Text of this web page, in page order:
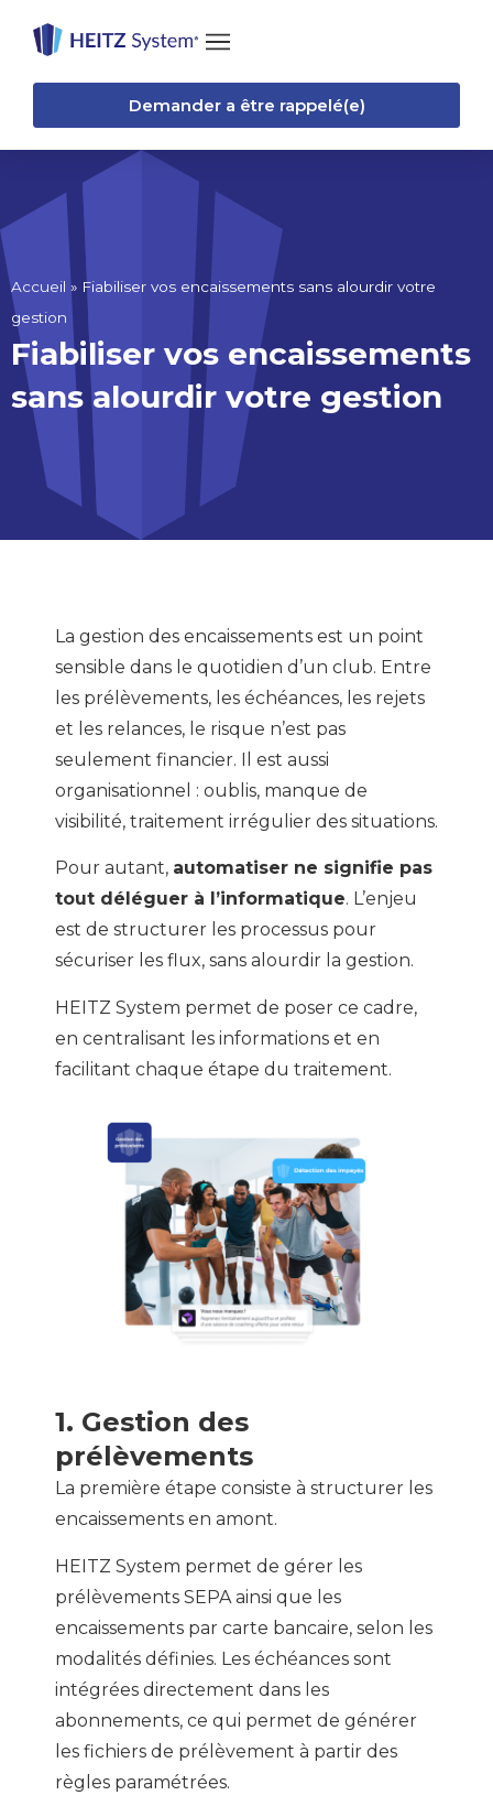
Demander a être rappelé(e)
Accueil » Fiabiliser vos encaissements sans alourdir votre
gestion
Fiabiliser vos encaissements
sans alourdir votre gestion
La gestion des encaissements est un point
sensible dans le quotidien d’un club. Entre
les prélèvements, les échéances, les rejets
et les relances, le risque n’est pas
seulement financier. Il est aussi
organisationnel : oublis, manque de
visibilité, traitement irrégulier des situations.
Pour autant, automatiser ne signifie pas
tout déléguer à l’informatique. L’enjeu
est de structurer les processus pour
sécuriser les flux, sans alourdir la gestion.
HEITZ System permet de poser ce cadre,
en centralisant les informations et en
facilitant chaque étape du traitement.
1. Gestion des
prélèvements
La première étape consiste à structurer les
encaissements en amont.
HEITZ System permet de gérer les
prélèvements SEPA ainsi que les
encaissements par carte bancaire, selon les
modalités définies. Les échéances sont
intégrées directement dans les
abonnements, ce qui permet de générer
les fichiers de prélèvement à partir des
règles paramétrées.